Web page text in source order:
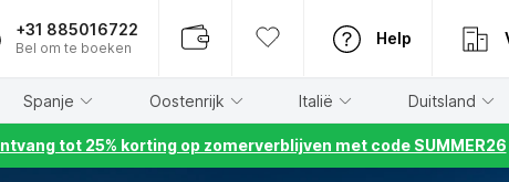
+31 885016722
Bel om te boeken
Help
Spanje Oostenrijk Italië Duitsland
tot 25% korting op zomerverblijven met code SUMMER26